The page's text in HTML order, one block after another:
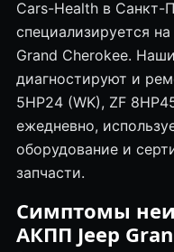
Cars-Health в Санкт-
специализируется
Grand Cherokee.
диагностируют и
5HP24 (WK), ZF
ежедневно,
оборудование и
запчасти.
Симптомы
АКПП Jeep